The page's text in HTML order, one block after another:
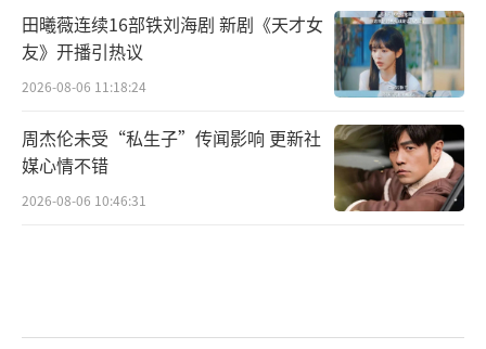
田曦薇连续16部铁刘海剧 新剧《天才女
友》开播引热议
2026-08-06 11:18:24
周杰伦未受“私生子”传闻影响 更新社
媒心情不错
2026-08-06 10:46:31